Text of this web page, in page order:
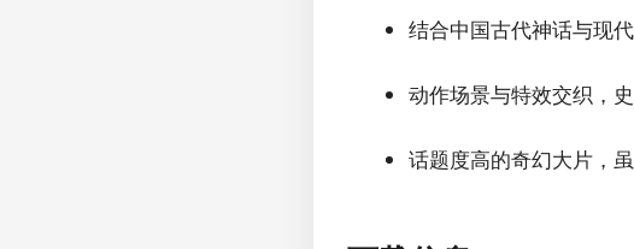
结合中国古代神话与现
动作场景与特效交织，
话题度高的奇幻大片，